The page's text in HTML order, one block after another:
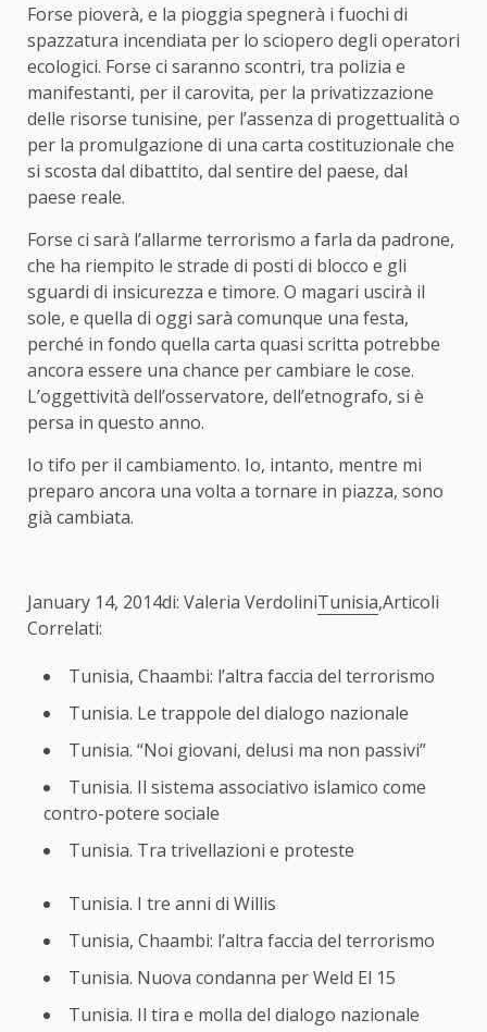
Forse pioverà, e la pioggia spegnerà i fuochi di
spazzatura incendiata per lo sciopero degli operatori
ecologici. Forse ci saranno scontri, tra polizia e
manifestanti, per il carovita, per la privatizzazione
delle risorse tunisine, per l’assenza di progettualità o
per la promulgazione di una carta costituzionale che
si scosta dal dibattito, dal sentire del paese, dal
paese reale.
Forse ci sarà l’allarme terrorismo a farla da padrone,
che ha riempito le strade di posti di blocco e gli
sguardi di insicurezza e timore. O magari uscirà il
sole, e quella di oggi sarà comunque una festa,
perché in fondo quella carta quasi scritta potrebbe
ancora essere una chance per cambiare le cose.
L’oggettività dell’osservatore, dell’etnografo, si è
persa in questo anno.
Io tifo per il cambiamento. Io, intanto, mentre mi
preparo ancora una volta a tornare in piazza, sono
già cambiata.
January 14, 2014di: Valeria VerdoliniTunisia,Articoli
Correlati:
Tunisia, Chaambi: l’altra faccia del terrorismo
Tunisia. Le trappole del dialogo nazionale
Tunisia. “Noi giovani, delusi ma non passivi”
Tunisia. Il sistema associativo islamico come
contro-potere sociale
Tunisia. Tra trivellazioni e proteste
Tunisia. I tre anni di Willis
Tunisia, Chaambi: l’altra faccia del terrorismo
Tunisia. Nuova condanna per Weld El 15
Tunisia. Il tira e molla del dialogo nazionale